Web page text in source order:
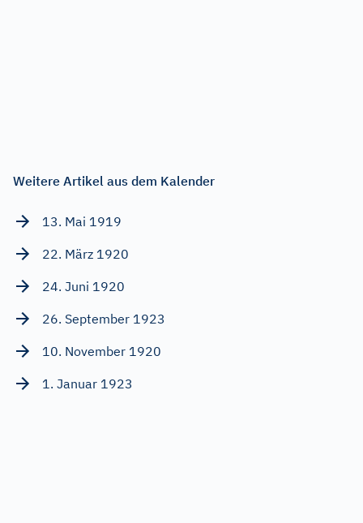
Weitere Artikel aus dem Kalender
13. Mai 1919
22. März 1920
24. Juni 1920
26. September 1923
10. November 1920
1. Januar 1923